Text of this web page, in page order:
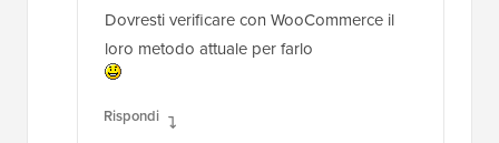
Come possiamo aggiungere contenuti
predefiniti nell'editor della descrizione breve
di WooCommerce
Rispondi